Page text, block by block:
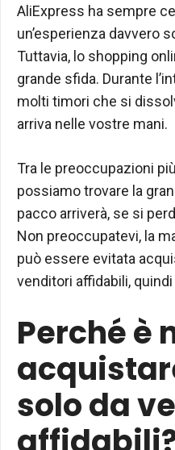
AliExpress ha sempre
un’esperienza davvero
Tuttavia, lo shopping
grande sfida. Durante
molti timori che si
arriva nelle vostre mani.
Tra le preoccupazioni
possiamo trovare la
pacco arriverà, se si
Non preoccupatevi, la
può essere evitata
venditori affidabili,
Perché è
solo da